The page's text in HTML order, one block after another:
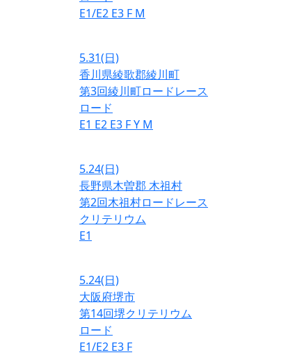
E1/E2 E3 F M
5.31(日)
香川県綾歌郡綾川町
第3回綾川町ロードレース
ロード
E1 E2 E3 FY M
5.24(日)
長野県木曽郡 木祖村
第2回木祖村ロードレース
クリテリウム
E1
5.24(日)
大阪府堺市
第14回堺クリテリウム
ロード
E1/E2 E3 F